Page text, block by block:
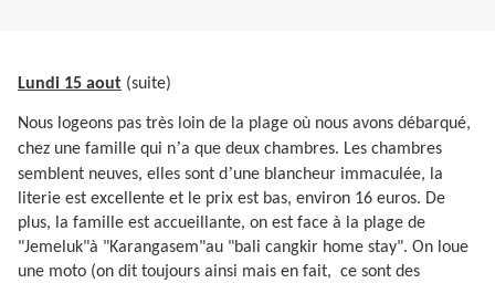
Lundi 15 aout (suite)
Nous logeons pas très loin de la plage où nous avons débarqué,
chez une famille qui n’a que deux chambres. Les chambres
semblent neuves, elles sont d’une blancheur immaculée, la
literie est excellente et le prix est bas, environ 16 euros. De
plus, la famille est accueillante, on est face à la plage de
"Jemeluk"à "Karangasem"au "bali cangkir home stay". On loue
une moto (on dit toujours ainsi mais en fait, ce sont des